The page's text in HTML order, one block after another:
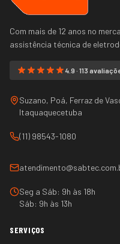
Com mais de 12 anos no
assistência técnica de
4.9 · 113
Suzano, Poá, Ferraz de
Itaquaquecetuba
(11) 98543-1080
Seg a Sáb: 9h às 18h
Sáb: 9h às 13h
SERVIÇOS